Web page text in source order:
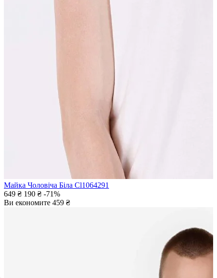
Майка Чоловіча Біла Cl1064291
649 ₴ 190 ₴ -71%
Ви економите 459 ₴